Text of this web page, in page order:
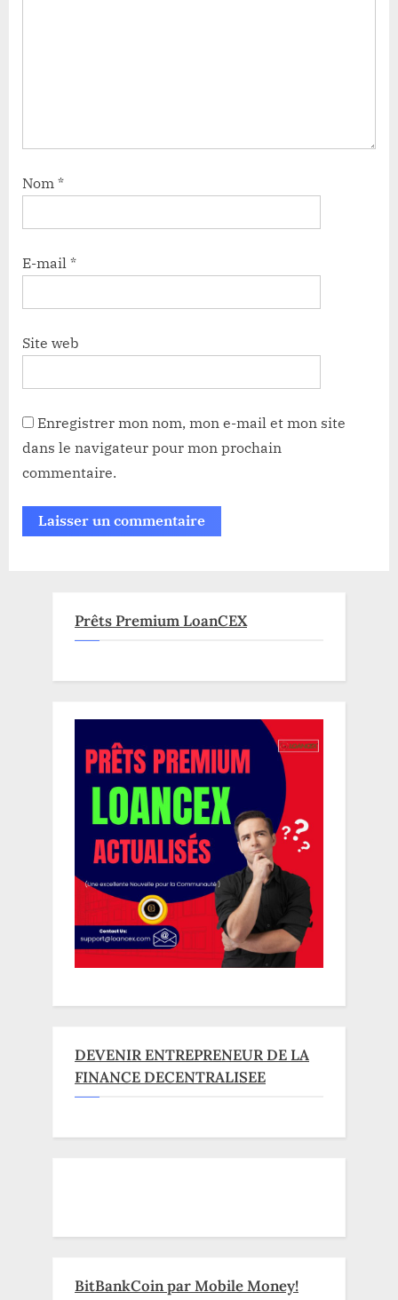
Nom *
E-mail *
Site web
Enregistrer mon nom, mon e-mail et mon site
dans le navigateur pour mon prochain
commentaire.
Prêts Premium LoanCEX
DEVENIR ENTREPRENEUR DE LA
FINANCE DECENTRALISEE
BitBankCoin par Mobile Money!